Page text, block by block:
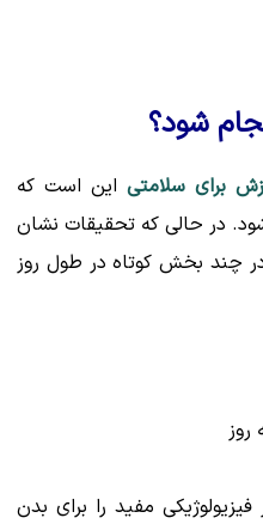
شود؟
برای سلامتی این است که
در حالی که تحقیقات نشان
چند بخش کوتاه در طول روز
مفید را برای بدن